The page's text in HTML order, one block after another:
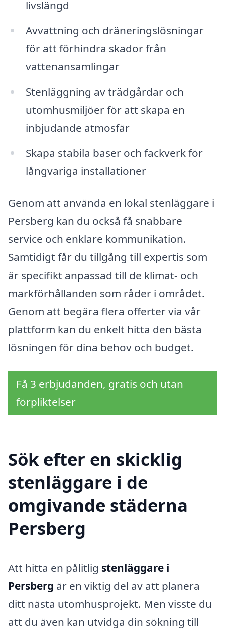
livslängd
Avvattning och dräneringslösningar
för att förhindra skador från
vattenansamlingar
Stenläggning av trädgårdar och
utomhusmiljöer för att skapa en
inbjudande atmosfär
Skapa stabila baser och fackverk för
långvariga installationer
Genom att använda en lokal stenläggare i
Persberg kan du också få snabbare
service och enklare kommunikation.
Samtidigt får du tillgång till expertis som
är specifikt anpassad till de klimat- och
markförhållanden som råder i området.
Genom att begära flera offerter via vår
plattform kan du enkelt hitta den bästa
lösningen för dina behov och budget.
Få 3 erbjudanden, gratis och utan
förpliktelser
Sök efter en skicklig
stenläggare i de
omgivande städerna
Persberg
Att hitta en pålitlig stenläggare i
Persberg är en viktig del av att planera
ditt nästa utomhusprojekt. Men visste du
att du även kan utvidga din sökning till